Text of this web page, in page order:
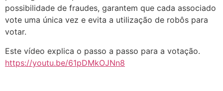
possibilidade de fraudes, garantem que cada associado
vote uma única vez e evita a utilização de robôs para
votar.
Este vídeo explica o passo a passo para a votação.
https://youtu.be/61pDMkOJNn8